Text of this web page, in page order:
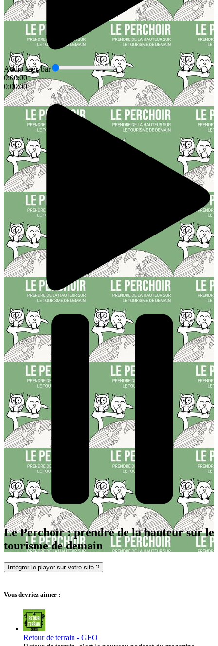
Audio seek bar
0:00:00
0:00:00
Le Perchoir : prendre de la hauteur sur le
tourisme de demain
Intégrer le player sur votre site ?
Vous devriez aimer :
Retour de terrain - GEO